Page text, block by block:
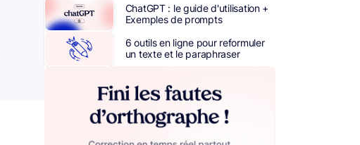
ChatGPT : le guide d'utilisation +
Exemples de prompts
6 outils en ligne pour reformuler
un texte et le paraphraser